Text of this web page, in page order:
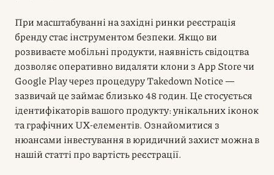
При масштабуванні на західні ринки реєстрація
бренду стає інструментом безпеки. Якщо ви
розвиваєте мобільні продукти, наявність свідоцтва
дозволяє оперативно видаляти клони з App Store чи
Google Play через процедуру Takedown Notice —
зазвичай це займає близько 48 годин. Це стосується
ідентифікаторів вашого продукту: унікальних іконок
та графічних UX-елементів. Ознайомитися з
нюансами інвестування в юридичний захист можна в
нашій статті про вартість реєстрації.